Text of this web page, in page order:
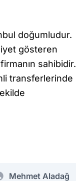
doğumludur.
gösteren
sahibidir.
transferlerinde
Mehmet Aladağ